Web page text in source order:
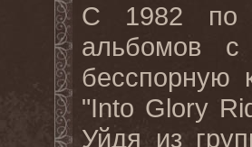
С 1982 по
альбомов
бесспорную
"Into Glory
Уйдя из